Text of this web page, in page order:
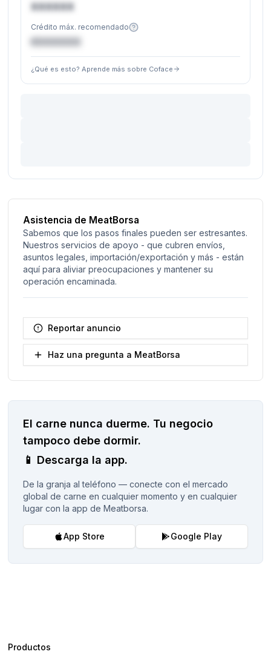
XXXXXX
Crédito máx. recomendado
€XXXXXX
¿Qué es esto? Aprende más sobre Coface
Asistencia de MeatBorsa
Sabemos que los pasos finales pueden ser estresantes.
Nuestros servicios de apoyo - que cubren envíos,
asuntos legales, importación/exportación y más - están
aquí para aliviar preocupaciones y mantener su
operación encaminada.
Reportar anuncio
Haz una pregunta a MeatBorsa
El carne nunca duerme. Tu negocio
tampoco debe dormir.
📱 Descarga la app.
De la granja al teléfono — conecte con el mercado
global de carne en cualquier momento y en cualquier
lugar con la app de Meatborsa.
App Store Google Play
Productos